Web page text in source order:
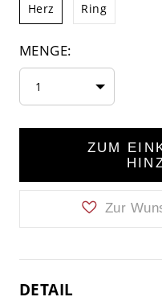
Herz Ring
MENGE:
1
ZUM
Zur
DETAIL